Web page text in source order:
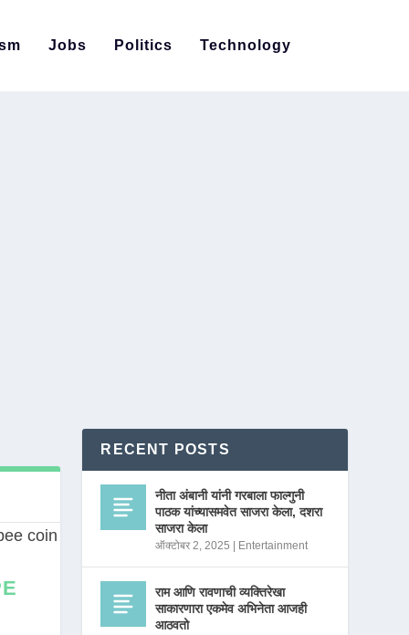
Jobs Politics Technology
RECENT POSTS
नीता अंबानी यांनी गरबाला फाल्गुनी
पाठक यांच्यासमवेत साजरा केला, दशरा
साजरा केला
ऑक्टोबर 2, 2025 Entertainment
राम आणि रावणाची व्यक्तिरेखा
साकारणारा एकमेव अभिनेता आजही
आठवतो